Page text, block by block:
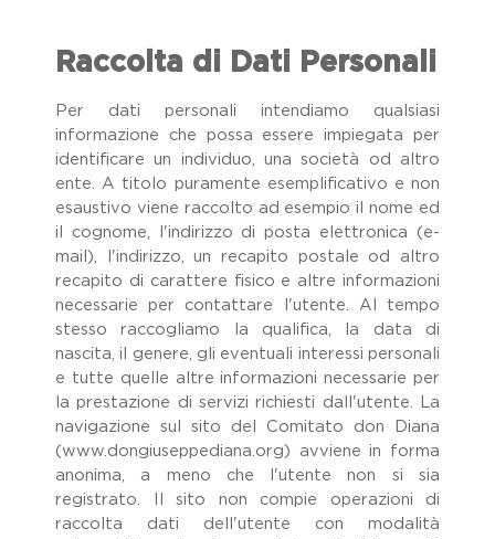
Raccolta di Dati Personali
Per dati personali intendiamo qualsiasi
informazione che possa essere impiegata per
identificare un individuo, una società od altro
ente. A titolo puramente esemplificativo e non
esaustivo viene raccolto ad esempio il nome ed
il cognome, l'indirizzo di posta elettronica (e-
mail), l'indirizzo, un recapito postale od altro
recapito di carattere fisico e altre informazioni
necessarie per contattare l'utente. Al tempo
stesso raccogliamo la qualifica, la data di
nascita, il genere, gli eventuali interessi personali
e tutte quelle altre informazioni necessarie per
la prestazione di servizi richiesti dall'utente. La
navigazione sul sito del Comitato don Diana
(www.dongiuseppediana.org) avviene in forma
anonima, a meno che l'utente non si sia
registrato. Il sito non compie operazioni di
raccolta dati dell'utente con modalità